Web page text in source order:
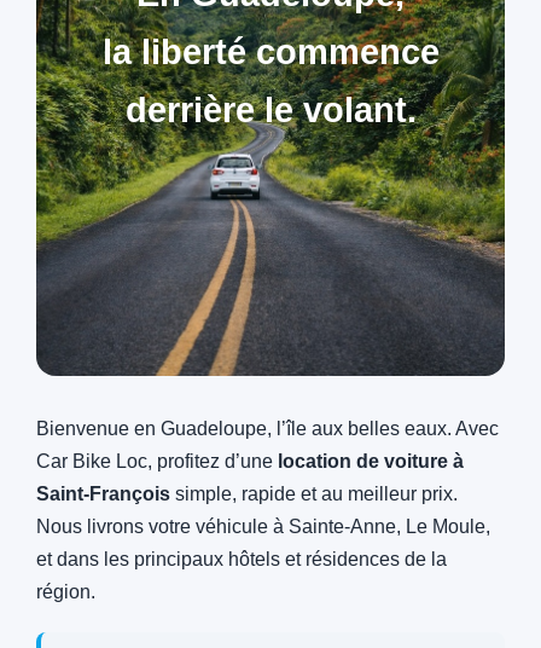
la liberté commence
derrière le volant.
Bienvenue en Guadeloupe, l’île aux belles eaux. Avec
Car Bike Loc, profitez d’une location de voiture à
Saint‑François simple, rapide et au meilleur prix.
Nous livrons votre véhicule à Sainte‑Anne, Le Moule,
et dans les principaux hôtels et résidences de la
région.